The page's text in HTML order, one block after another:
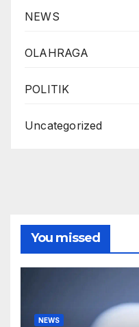
NEWS
OLAHRAGA
POLITIK
Uncategorized
You missed
NEWS